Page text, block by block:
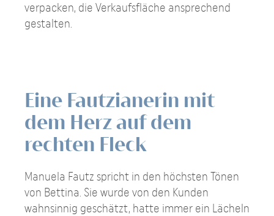
verpacken, die Verkaufsfläche ansprechend
gestalten.
Eine Fautzianerin mit
dem Herz auf dem
rechten Fleck
Manuela Fautz spricht in den höchsten Tönen
von Bettina. Sie wurde von den Kunden
wahnsinnig geschätzt, hatte immer ein Lächeln